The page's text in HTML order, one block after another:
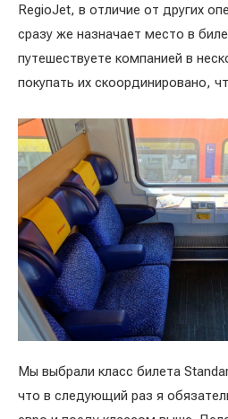
RegioJet, в отличие от других
сразу же назначает место в
путешествуете компанией в
покупать их скоординировано,
Мы выбрали класс билета
что в следующий раз я